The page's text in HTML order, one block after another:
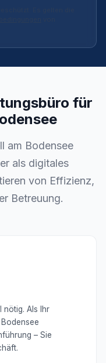
für
am Bodensee
als digitales
von Effizienz,
Betreuung.
nötig. Als Ihr
– Sie